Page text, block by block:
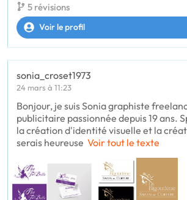
5 révisions
Voir le profil
sonia_croset1973
24 mars à 11:23
Bonjour, je suis Sonia graphiste
publicitaire passionnée depuis 19 ans.
la création d'identité visuelle et la
serais heureuse Voir tout le texte